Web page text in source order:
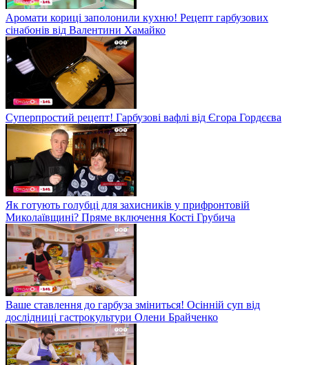
Аромати кориці заполонили кухню! Рецепт гарбузових
сінабонів від Валентини Хамайко
Суперпростий рецепт! Гарбузові вафлі від Єгора Гордєєва
Як готують голубці для захисників у прифронтовій
Миколаївщині? Пряме включення Кості Грубича
Ваше ставлення до гарбуза зміниться! Осінній суп від
дослідниці гастрокультури Олени Брайченко